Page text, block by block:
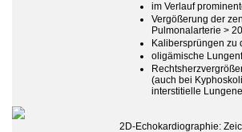
im Verlauf
Vergößerung der
Pulmonalarterie >
Kalibersprüngen zu
oligämische
(auch bei
interstitielle
2D-Echokardiographie: